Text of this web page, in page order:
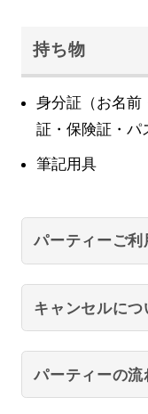
持ち物
身分証（お名前
証・保険証・パ
筆記用具
パーティーご
キャンセルにつ
パーティーの流